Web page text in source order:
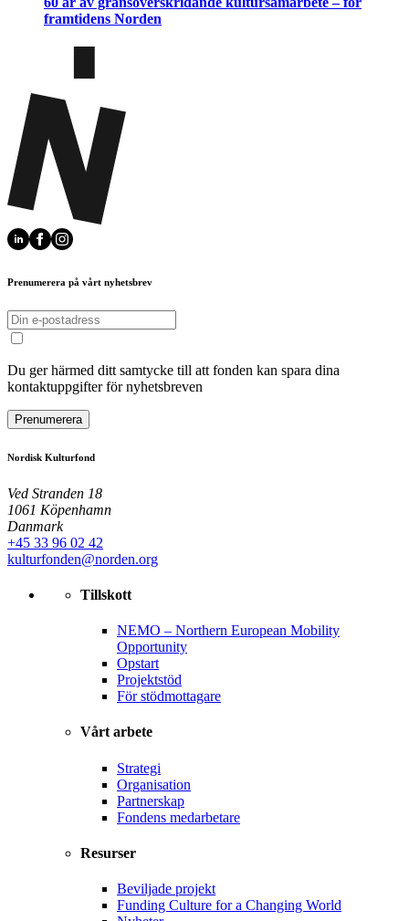
framtidens Norden
Prenumerera på vårt nyhetsbrev
Du ger härmed ditt samtycke till att fonden kan spara dina
kontaktuppgifter för nyhetsbreven
Prenumerera
Nordisk Kulturfond
Ved Stranden 18
1061 Köpenhamn
Danmark
+45 33 96 02 42
kulturfonden@norden.org
Tillskott
NEMO – Northern European Mobility
Opportunity
Opstart
Projektstöd
För stödmottagare
Vårt arbete
Strategi
Organisation
Partnerskap
Fondens medarbetare
Resurser
Beviljade projekt
Funding Culture for a Changing World